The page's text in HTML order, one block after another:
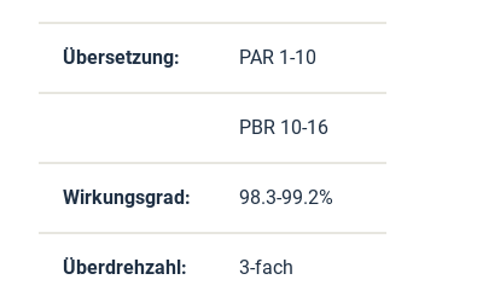
Übersetzung: PAR 1-10
PBR 10-16
Wirkungsgrad: 98.3-99.2%
Überdrehzahl: 3-fach